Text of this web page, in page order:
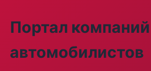
Портал
автомобилистов